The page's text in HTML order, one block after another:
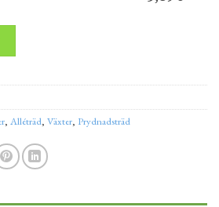
550 cm 12-14 mängd
, Alléträd, Växter, Prydnadsträd